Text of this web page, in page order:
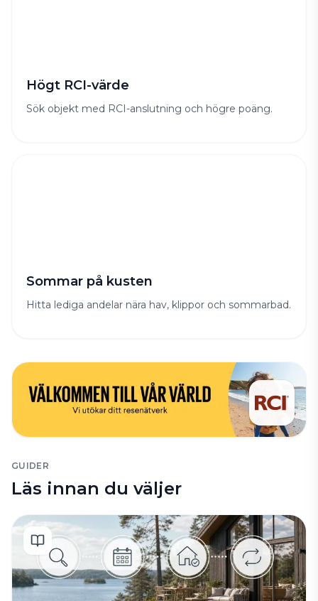
Högt RCI-värde
Sök objekt med RCI-anslutning och högre poäng.
Sommar på kusten
Hitta lediga andelar nära hav, klippor och sommarbad.
GUIDER
Läs innan du väljer